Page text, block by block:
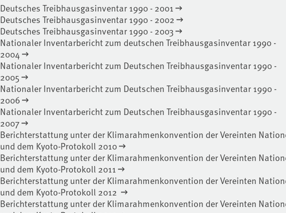
Deutsches Treibhausgasinventar 1990 - 2001
Deutsches Treibhausgasinventar 1990 - 2002
Deutsches Treibhausgasinventar 1990 - 2003
Nationaler Inventarbericht zum deutschen Treibhausgasinventar 1990 -
2004
Nationaler Inventarbericht zum Deutschen Treibhausgasinventar 1990 -
2005
Nationaler Inventarbericht zum Deutschen Treibhausgasinventar 1990 -
2006
Nationaler Inventarbericht zum Deutschen Treibhausgasinventar 1990 -
2007
Berichterstattung unter der Klimarahmenkonvention der Vereinten
und dem Kyoto-Protokoll 2010
Berichterstattung unter der Klimarahmenkonvention der Vereinten
und dem Kyoto-Protokoll 2011
Berichterstattung unter der Klimarahmenkonvention der Vereinten
und dem Kyoto-Protokoll 2012
Berichterstattung unter der Klimarahmenkonvention der Vereinten